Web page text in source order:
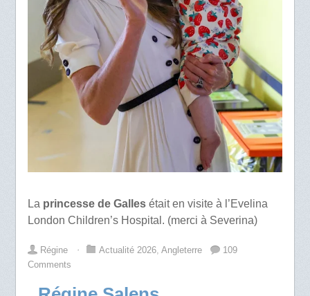
Laprincesse de Gallesétait en visite à l’Evelina
London Children’s Hospital. (merci à Severina)
Régine ⋅ Actualité 2026, Angleterre
109
Comments